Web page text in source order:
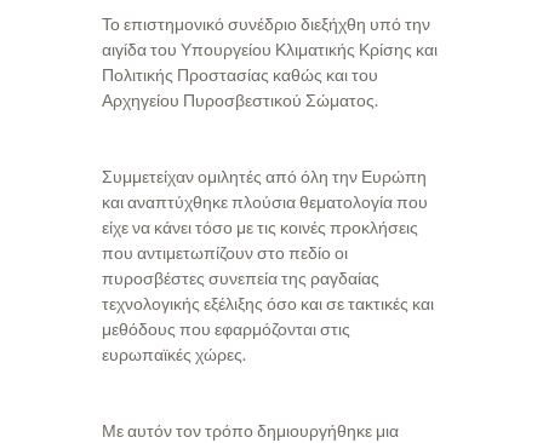
Το επιστημονικό συνέδριο διεξήχθη υπό την
αιγίδα του Υπουργείου Κλιματικής Κρίσης και
Πολιτικής Προστασίας καθώς και του
Αρχηγείου Πυροσβεστικού Σώματος.
Συμμετείχαν ομιλητές από όλη την Ευρώπη
και αναπτύχθηκε πλούσια θεματολογία που
είχε να κάνει τόσο με τις κοινές προκλήσεις
που αντιμετωπίζουν στο πεδίο οι
πυροσβέστες συνεπεία της ραγδαίας
τεχνολογικής εξέλιξης όσο και σε τακτικές και
μεθόδους που εφαρμόζονται στις
ευρωπαϊκές χώρες.
Με αυτόν τον τρόπο δημιουργήθηκε μια